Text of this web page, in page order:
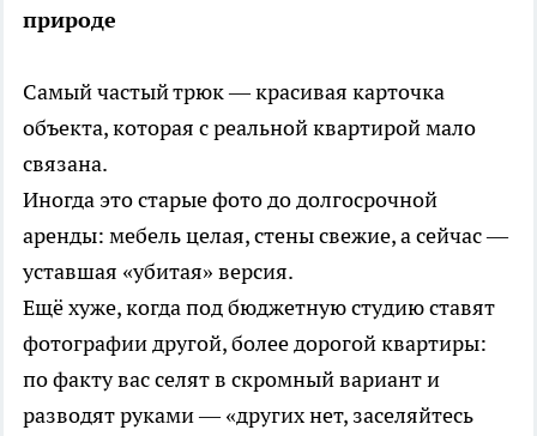
природе
Самый частый трюк — красивая карточка
объекта, которая с реальной квартирой мало
связана.
Иногда это старые фото до долгосрочной
аренды: мебель целая, стены свежие, а сейчас —
уставшая «убитая» версия.
Ещё хуже, когда под бюджетную студию ставят
фотографии другой, более дорогой квартиры:
по факту вас селят в скромный вариант и
разводят руками — «других нет, заселяйтесь